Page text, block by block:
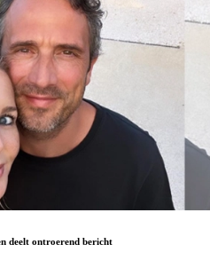
deelt ontroerend bericht